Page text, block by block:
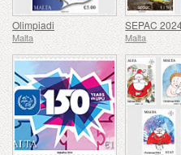
Olimpiadi
Malta Malta